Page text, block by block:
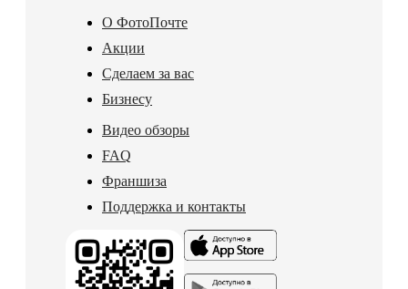
О ФотоПочте
Акции
Сделаем за вас
Бизнесу
Видео обзоры
FAQ
Франшиза
Поддержка и контакты